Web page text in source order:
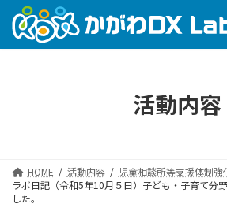
活動内容
HOME 活動内容
児童相談所等支援体制強
ラボ日記（令和5年10月５日）子ども・子育て分
した。